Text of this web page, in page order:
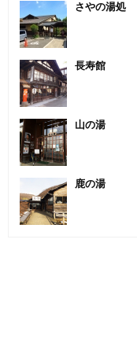
さやの湯処
長寿館
山の湯
鹿の湯